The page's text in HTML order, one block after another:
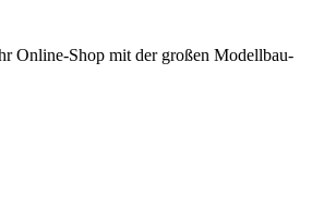
Online-Shop mit der großen Modellbau-